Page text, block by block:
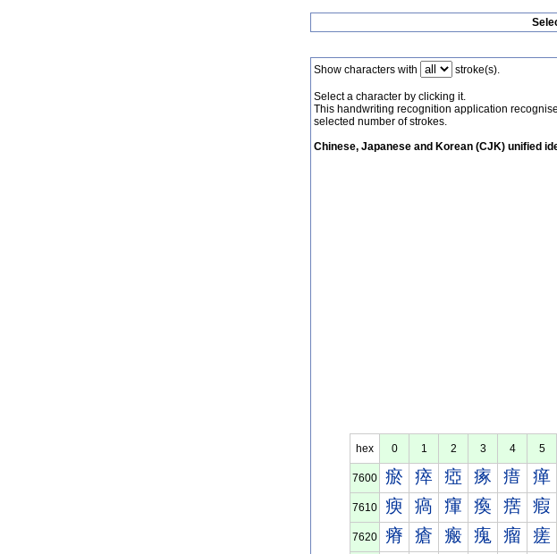
Show characters with stroke(s).
Select a character by clicking it.
This handwriting recognition application
selected number of strokes.
Chinese, Japanese and Korean (CJK) unified
hex 0 1 2 3 4 5
7600 瘀 瘁 瘂 瘃 瘄 瘅
7610 瘐 瘑 瘒 瘓 瘔 瘕
7620 瘠 瘡 瘢 瘣 瘤 瘥